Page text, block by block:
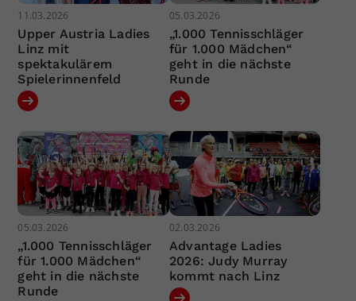
11.03.2026
Upper Austria Ladies
Linz mit
spektakulärem
Spielerinnenfeld
05.03.2026
„1.000 Tennisschläger
für 1.000 Mädchen“
geht in die nächste
Runde
05.03.2026
„1.000 Tennisschläger
für 1.000 Mädchen“
geht in die nächste
Runde
02.03.2026
Advantage Ladies
2026: Judy Murray
kommt nach Linz